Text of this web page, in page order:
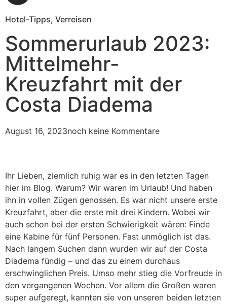
Hotel-Tipps, Verreisen
Sommerurlaub 2023:
Mittelmehr-
Kreuzfahrt mit der
Costa Diadema
August 16, 2023noch keine Kommentare
Ihr Lieben, ziemlich ruhig war es in den letzten Tagen
hier im Blog. Warum? Wir waren im Urlaub! Und haben
ihn in vollen Zügen genossen. Es war nicht unsere erste
Kreuzfahrt, aber die erste mit drei Kindern. Wobei wir
auch schon bei der ersten Schwierigkeit wären: Finde
eine Kabine für fünf Personen. Fast unmöglich ist das.
Nach langem Suchen dann wurden wir auf der Costa
Diadema fündig – und das zu einem durchaus
erschwinglichen Preis. Umso mehr stieg die Vorfreude in
den vergangenen Wochen. Vor allem die Großen waren
super aufgeregt, kannten sie von unseren beiden letzten